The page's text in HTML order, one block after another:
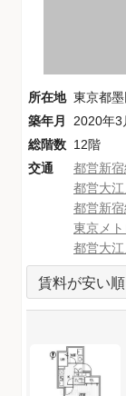
所在地 東京都
築年月
2020年3
総階数 12階
交通
都営新宿
都営大
都営新宿
東京メ
都営大